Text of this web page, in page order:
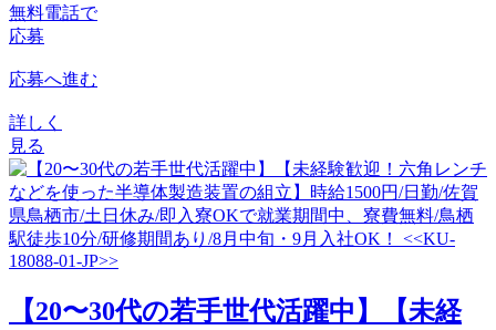
無料電話で
応募
応募へ進む
詳しく
見る
【20〜30代の若手世代活躍中】【未経